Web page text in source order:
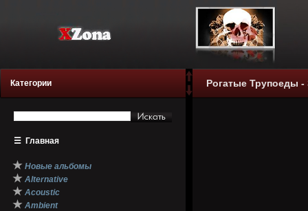
Категории
☰ Главная
★ Новые альбомы
★ Alternative
★ Acoustic
★ Ambient
Рогатые Трупоеды